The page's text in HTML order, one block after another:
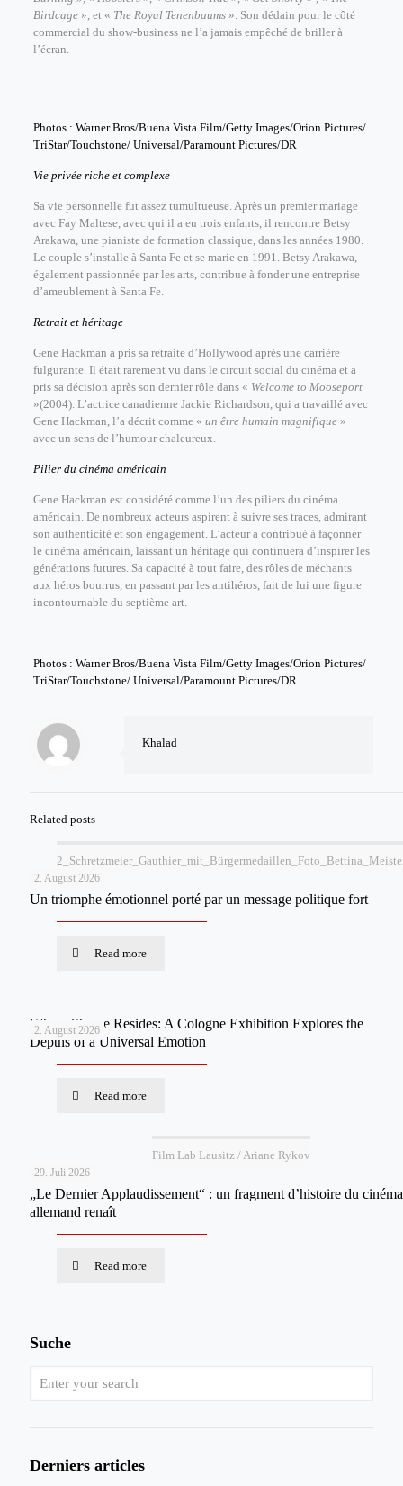
Birdcage», et « The Royal Tenenbaums». Son dédain pour le côté
commercial du show-business ne l’a jamais empêché de briller à
l’écran.
Photos : Warner Bros/Buena Vista Film/Getty Images/Orion Pictures/
TriStar/Touchstone/ Universal/Paramount Pictures/DR
Vie privée riche et complexe
Sa vie personnelle fut assez tumultueuse. Après un premier mariage
avec Fay Maltese, avec qui il a eu trois enfants, il rencontre Betsy
Arakawa, une pianiste de formation classique, dans les années 1980.
Le couple s’installe à Santa Fe et se marie en 1991. Betsy Arakawa,
également passionnée par les arts, contribue à fonder une entreprise
d’ameublement à Santa Fe.
Retrait et héritage
Gene Hackman a pris sa retraite d’Hollywood après une carrière
fulgurante. Il était rarement vu dans le circuit social du cinéma et a
pris sa décision après son dernier rôle dans « Welcome to Mooseport
»(2004). L’actrice canadienne Jackie Richardson, qui a travaillé avec
Gene Hackman, l’a décrit comme « un être humain magnifique»
avec un sens de l’humour chaleureux.
Pilier du cinéma américain
Gene Hackman est considéré comme l’un des piliers du cinéma
américain. De nombreux acteurs aspirent à suivre ses traces, admirant
son authenticité et son engagement. L’acteur a contribué à façonner
le cinéma américain, laissant un héritage qui continuera d’inspirer les
générations futures. Sa capacité à tout faire, des rôles de méchants
aux héros bourrus, en passant par les antihéros, fait de lui une figure
incontournable du septième art.
Photos : Warner Bros/Buena Vista Film/Getty Images/Orion Pictures/
TriStar/Touchstone/ Universal/Paramount Pictures/DR
Khalad
Related posts
2. August 2026
Un triomphe émotionnel porté par un message politique fort
Read more
2. August 2026
Where Shame Resides: A Cologne Exhibition Explores the
Depths of a Universal Emotion
Read more
Film Lab Lausitz / Ariane Rykov
29. Juli 2026
„Le Dernier Applaudissement“ : un fragment d’histoire du cinéma
allemand renaît
Read more
Suche
Derniers articles